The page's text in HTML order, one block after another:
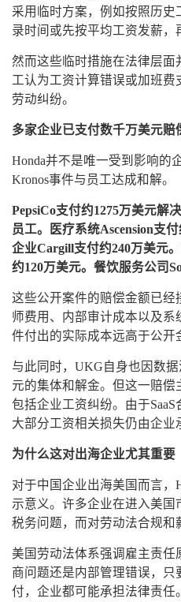
采用临时方案，例如按照历史
录时间或先按平均工资发薪，
然而这些临时措施在法律层面
工认为工资计算错误或加班
劳动纠纷。
多家企业已支付数千万美元赔
Honda并不是唯一受到影响的
Kronos事件与员工达成和解。
PepsiCo支付约1275万美元解
员工。医疗系统Ascension支
企业Cargill支付约240万美元
约120万美元。餐饮服务公司
这些公开案件的赔偿金额已经
师费用、内部审计成本以及系
件付出的实际成本远高于公开
与此同时，UKG自身也因数
元的集体和解金。但这一赔
包括企业工资纠纷。由于SaaS
大部分工资相关损失仍由企业
为什么这对出海企业尤其重要
对于中国企业出海美国而言，
示意义。许多企业在进入美
税务问题，而对劳动法合规和
美国劳动法体系强调雇主责
商问题还是内部管理错误，
付，企业都可能承担法律责